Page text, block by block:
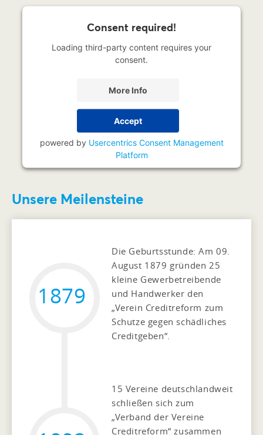
Consent required!
Loading third-party content requires your
consent.
More Info
Accept
powered by Usercentrics Consent Management
Platform
Unsere Meilensteine
1879
Die Geburtsstunde: Am 09.
August 1879 gründen 25
kleine Gewerbetreibende
und Handwerker den
„Verein Creditreform zum
Schutze gegen schädliches
Creditgeben“.
15 Vereine deutschlandweit
schließen sich zum
„Verband der Vereine
Creditreform“ zusammen